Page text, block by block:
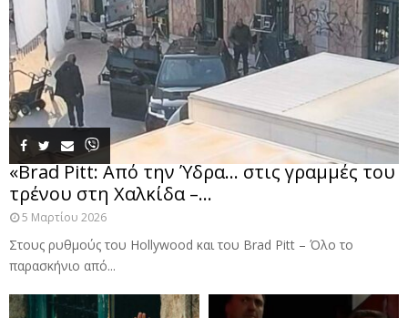
«Brad Pitt: Από την Ύδρα… στις γραμμές του
τρένου στη Χαλκίδα –...
5 Μαρτίου 2026
Στους ρυθμούς του Hollywood και του Brad Pitt – Όλο το
παρασκήνιο από...